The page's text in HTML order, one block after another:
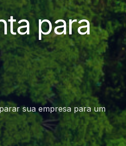
para
sua empresa para um